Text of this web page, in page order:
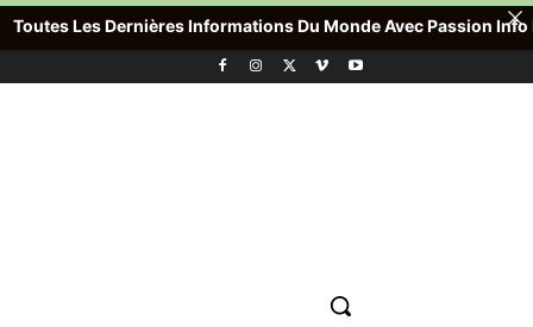
Les Dernières Informations Du Monde Avec Passion Info